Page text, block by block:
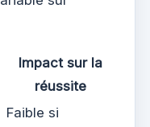
Impact sur la
réussite
Faible si